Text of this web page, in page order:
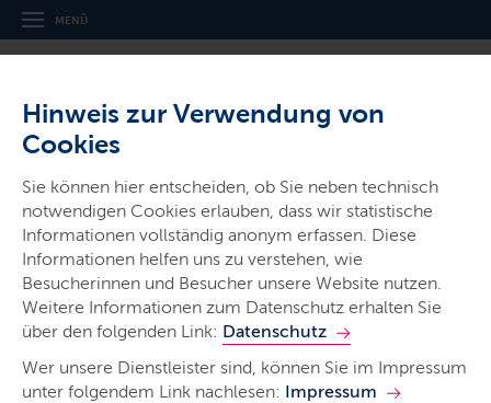
Hinweis zur Verwendung von
Cookies
Sie können hier entscheiden, ob Sie neben technisch
notwendigen Cookies erlauben, dass wir statistische
Informationen vollständig anonym erfassen. Diese
Informationen helfen uns zu verstehen, wie
Besucherinnen und Besucher unsere Website nutzen.
Weitere Informationen zum Datenschutz erhalten Sie
über den folgenden Link: Datenschutz
Wer unsere Dienstleister sind, können Sie im Impressum
unter folgendem Link nachlesen: Impressum
MENÜ
Bauprojekt in Nortorf –
Innenministerium unterstützt mit
Mitteln aus der Sozialen
Wohnraumförderung
LETZTE AKTUALISIERUNG: 02.10.2025